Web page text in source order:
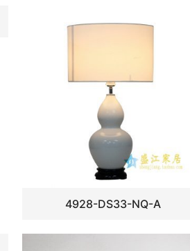
4928-DS33-NQ-A